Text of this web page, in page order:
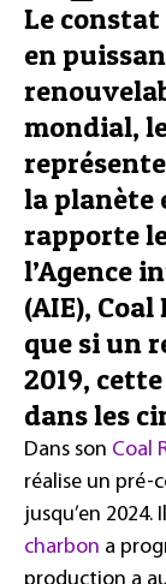
Le
en
mondial,
la planète
rapporte
l’Agence
(AIE),
que si un
2019,
dans les
Dans son Coal
réalise un pré-
jusqu’en
charbon a